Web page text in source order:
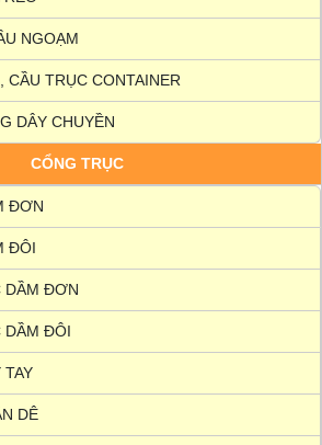
NGOẠM
CẦU TRỤC CONTAINER
DÂY CHUYỀN
CỔNG TRỤC
ĐƠN
ĐÔI
DẦM ĐƠN
DẦM ĐÔI
DÊ